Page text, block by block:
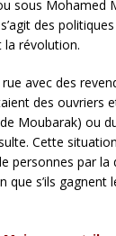
sous Mohamed
des
la révolution.
avec des
des
Moubarak) ou
Cette
personnes par la
s’ils